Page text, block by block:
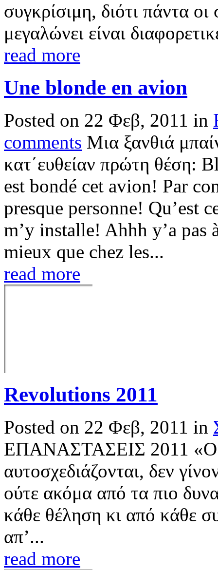
συγκρίσιμη, διότι πάντα
μεγαλώνει είναι
read more
Une blonde en avion
Posted on 22 Φεβ, 2011 in
comments Μια ξανθιά
κατ΄ευθείαν πρώτη θέση:
est bondé cet avion! Par
presque personne! Qu’est
m’y installe! Ahhh y’a pas
mieux que chez les...
read more
Revolutions 2011
Posted on 22 Φεβ, 2011 in
ΕΠΑΝΑΣΤΑΣΕΙΣ 2011 «Οι
αυτοσχεδιάζονται, δεν
ούτε ακόμα από τα πιο
κάθε θέληση κι από κάθε
απ’...
read more